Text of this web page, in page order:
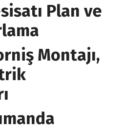
Plan ve
Montajı,